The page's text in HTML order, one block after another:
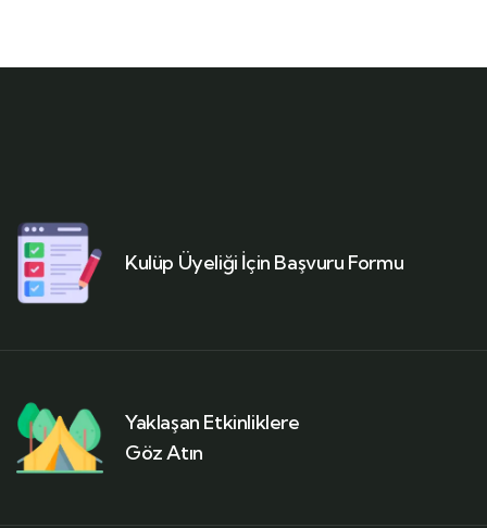
Kulüp Üyeliği İçin Başvuru Formu
Yaklaşan Etkinliklere
Göz Atın